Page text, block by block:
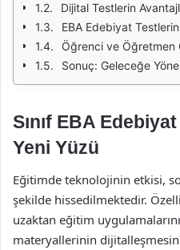
Dijital Testlerin
EBA Edebiyat
Öğrenci ve Öğretmen
Sonuç: Geleceğe
Sınıf EBA
Yeni Yüzü
Eğitimde teknolojinin etkisi,
şekilde hissedilmektedir.
uzaktan eğitim
materyallerinin dijitalleşmesini